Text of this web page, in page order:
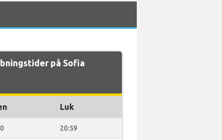
på Sofia
Luk
20:59